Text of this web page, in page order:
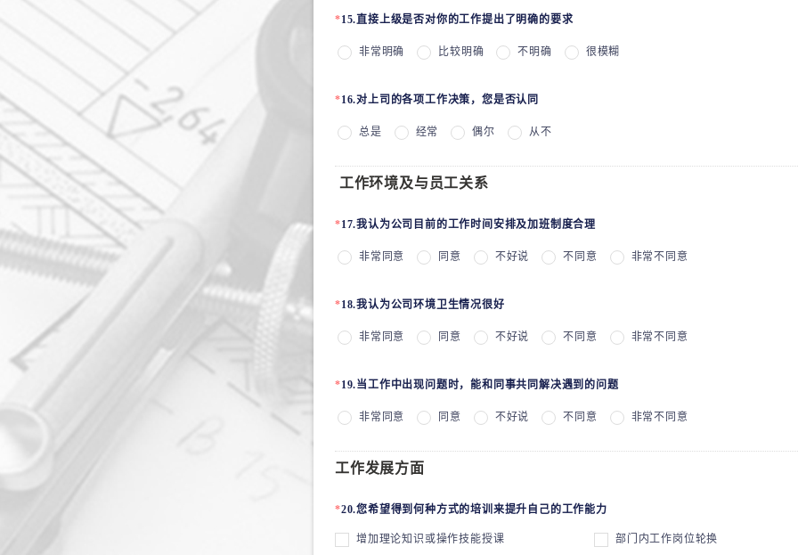
*15.直接上级是否对你的工作提出了明确的要求
非常明确 比较明确 不明确 很模糊
*16.对上司的各项工作决策，您是否认同
总是 经常 偶尔 从不
工作环境及与员工关系
*17.我认为公司目前的工作时间安排及加班制度合理
非常同意 同意 不好说 不同意 非常不同意
*18.我认为公司环境卫生情况很好
非常同意 同意 不好说 不同意 非常不同意
*19.当工作中出现问题时，能和同事共同解决遇到的问题
非常同意 同意 不好说 不同意 非常不同意
工作发展方面
*20.您希望得到何种方式的培训来提升自己的工作能力
增加理论知识或操作技能授课 部门内工作岗位轮换